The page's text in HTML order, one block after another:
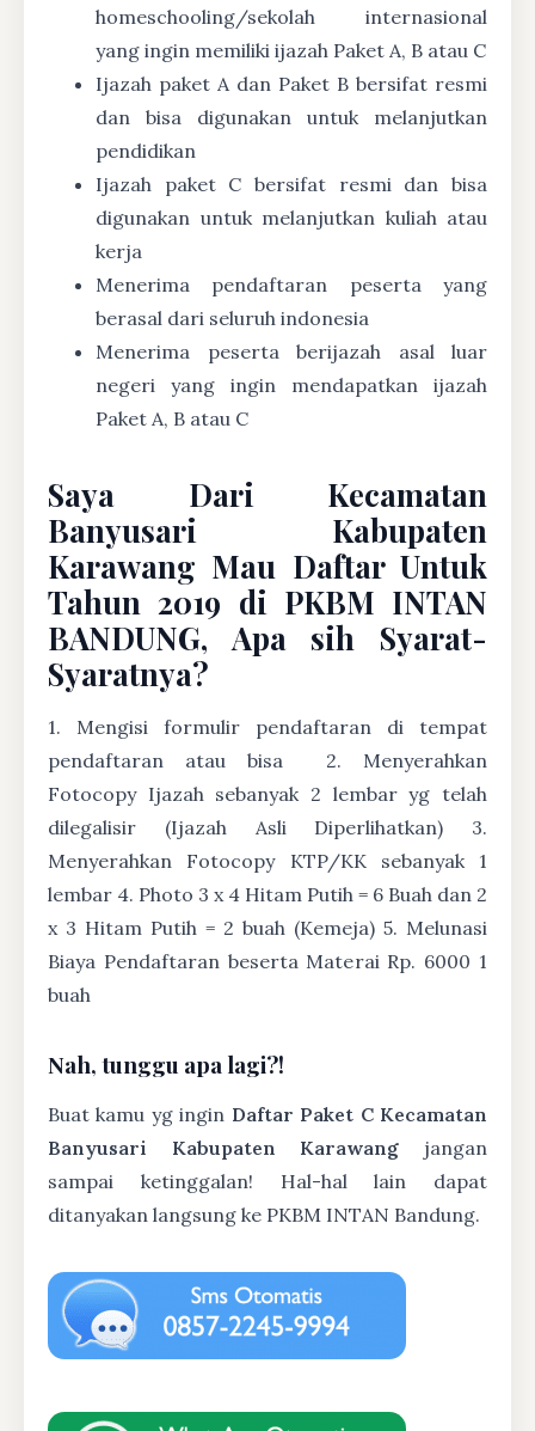
homeschooling/sekolah internasional
yang ingin memiliki ijazah Paket A, B atau C
Ijazah paket A dan Paket B bersifat resmi
dan bisa digunakan untuk melanjutkan
pendidikan
Ijazah paket C bersifat resmi dan bisa
digunakan untuk melanjutkan kuliah atau
kerja
Menerima pendaftaran peserta yang
berasal dari seluruh indonesia
Menerima peserta berijazah asal luar
negeri yang ingin mendapatkan ijazah
Paket A, B atau C
Saya Dari Kecamatan
Banyusari Kabupaten
Karawang Mau Daftar Untuk
Tahun 2019 di PKBM INTAN
BANDUNG, Apa sih Syarat-
Syaratnya?
1. Mengisi formulir pendaftaran di tempat
pendaftaran atau bisa
2. Menyerahkan
Fotocopy Ijazah sebanyak 2 lembar yg telah
dilegalisir (Ijazah Asli Diperlihatkan) 3.
Menyerahkan Fotocopy KTP/KK sebanyak 1
lembar 4. Photo 3 x 4 Hitam Putih = 6 Buah dan 2
x 3 Hitam Putih = 2 buah (Kemeja) 5. Melunasi
Biaya Pendaftaran beserta Materai Rp. 6000 1
buah
Nah, tunggu apa lagi?!
Buat kamu yg ingin Daftar Paket C Kecamatan
Banyusari Kabupaten Karawang jangan
sampai ketinggalan! Hal-hal lain dapat
ditanyakan langsung ke PKBM INTAN Bandung.